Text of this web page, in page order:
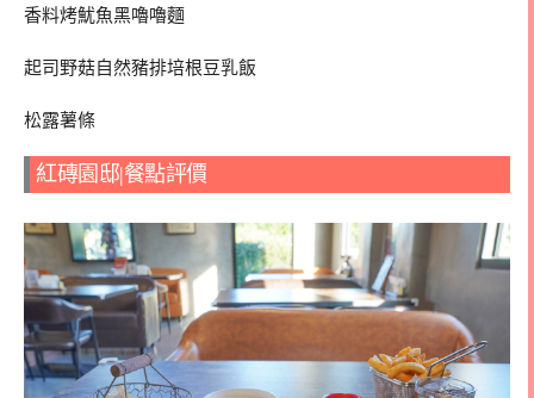
香料烤魷魚黑嚕嚕麵
起司野菇自然豬排培根豆乳飯
松露薯條
紅磚園邸|餐點評價